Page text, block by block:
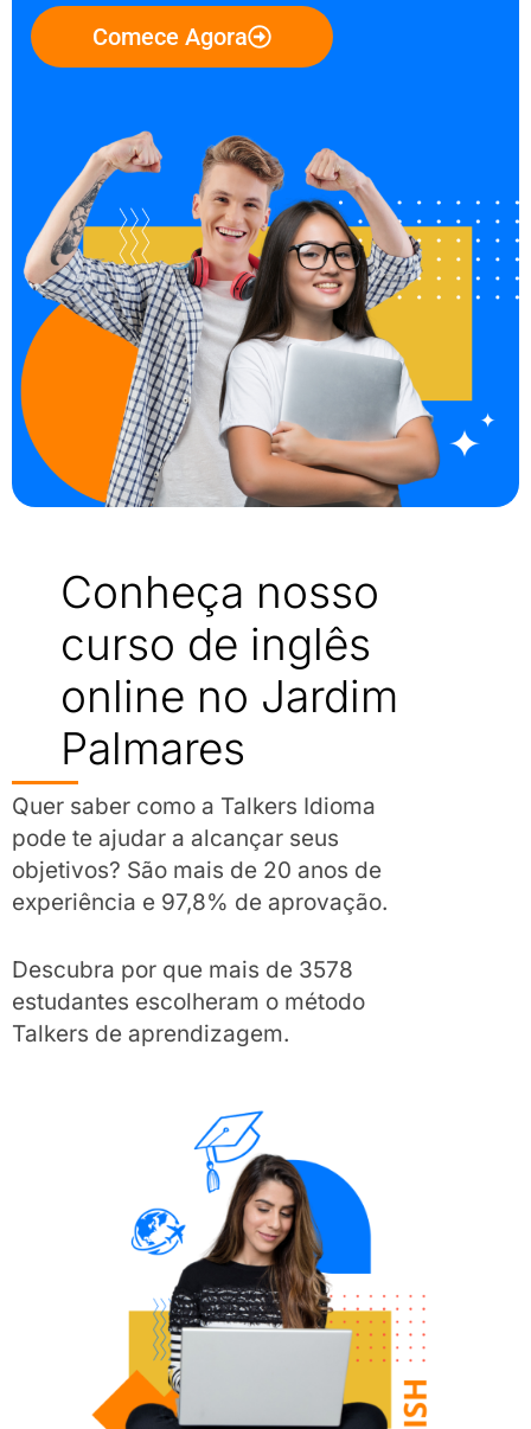
Comece Agora
Conheça nosso
curso de inglês
online no Jardim
Palmares
Quer saber como a Talkers Idioma
pode te ajudar a alcançar seus
objetivos? São mais de 20 anos de
experiência e 97,8% de aprovação.
Descubra por que mais de 3578
estudantes escolheram o método
Talkers de aprendizagem.